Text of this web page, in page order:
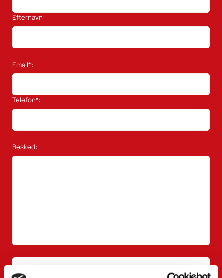
Efternavn:
Email*:
Telefon*:
Besked: